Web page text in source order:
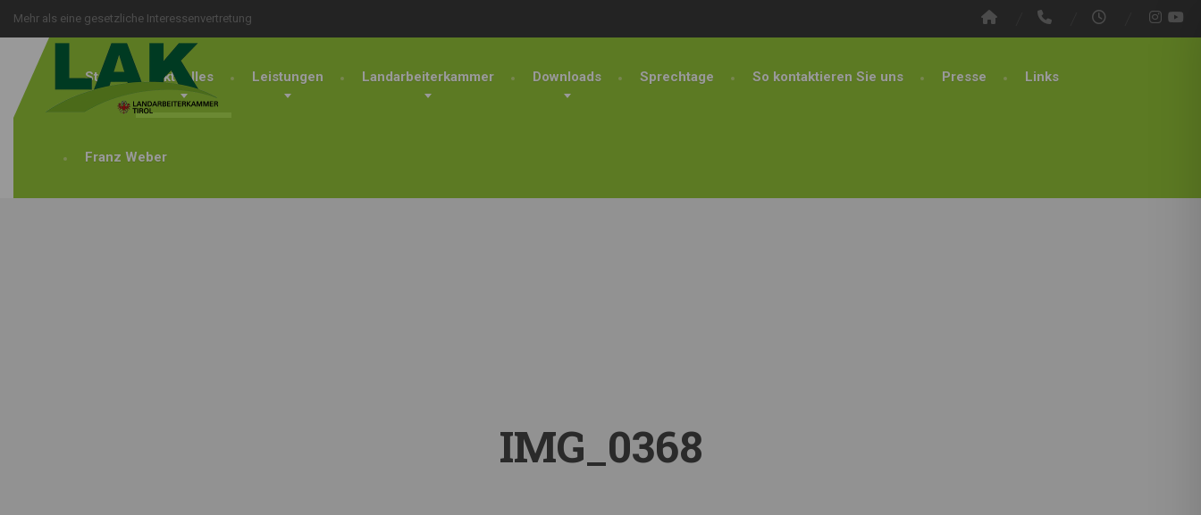
Mehr als eine gesetzliche Interessenvertretung
Start Aktuelles Leistungen Landarbeiterkammer Downloads Sprechtage So kontaktieren Sie uns Presse Links
Franz Weber
IMG_0368